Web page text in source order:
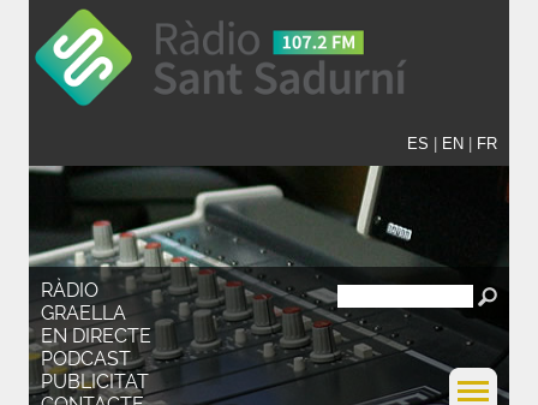
ES EN FR
RÀDIO
GRAELLA
EN DIRECTE
PODCAST
PUBLICITAT